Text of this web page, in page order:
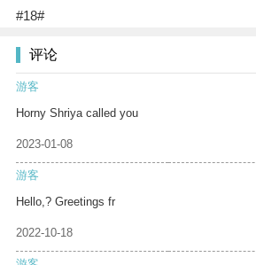
#18#
评论
游客
Horny Shriya called you
2023-01-08
游客
Hello,? Greetings fr
2022-10-18